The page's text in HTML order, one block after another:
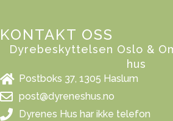
KONTAKT OSS
Dyrebeskyttelsen Oslo &
hus
Postboks 37, 1305 Haslum
post@dyreneshus.no
Dyrenes Hus har ikke telefon